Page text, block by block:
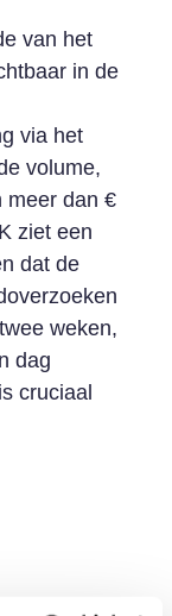
van het
in de
via het
volume,
meer dan €
ziet een
dat de
weken,
dag
cruciaal